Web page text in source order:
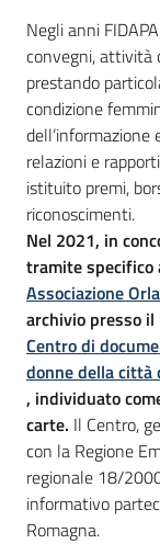
Negli anni
convegni, attività
prestando
condizione
relazioni e
istituito premi,
riconoscimenti.
Nel 2021, in
tramite specifico
Associazione
archivio presso il
Centro di
donne della città
, individuato
carte. Il Centro,
con la Regione
regionale 18/
informativo
Romagna.